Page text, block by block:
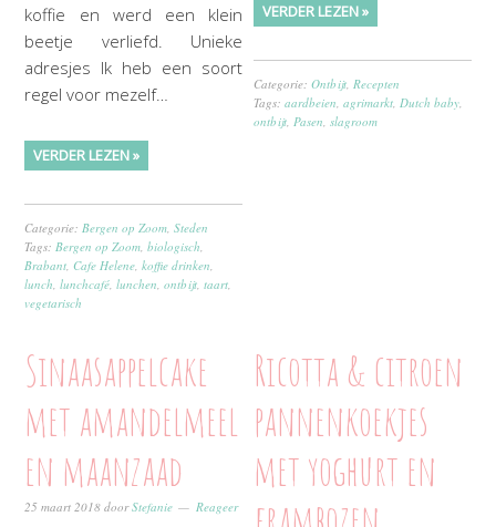
koffie en werd een klein
beetje verliefd. Unieke
adresjes Ik heb een soort
regel voor mezelf…
VERDER LEZEN »
Categorie: Bergen op Zoom ,Steden
Tags: Bergen op Zoom ,biologisch
Brabant ,Cafe Helene ,koffie drinken
lunch ,lunchcafé ,lunchen ,ontbijt ,taart
vegetarisch
VERDER LEZEN »
Categorie:Ontbijt,Recepten
Tags:aardbeien,agrimarkt,Dutch baby,
ontbijt,Pasen,slagroom
Sinaasappelcake
met amandelmeel
en maanzaad
25 maart 2018 doorStefanie Reageer
Ricotta & citroen
pannenkoekjes
met yoghurt en